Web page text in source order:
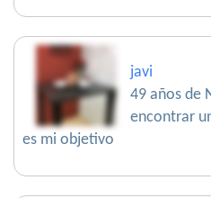
javi
49 años de
encontrar
es mi objetivo